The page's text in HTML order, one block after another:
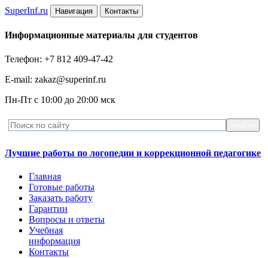
SuperInf.ru Навигация Контакты
Информационные материалы для студентов
Телефон: +7 812 409-47-42
E-mail: zakaz@superinf.ru
Пн-Пт с 10:00 до 20:00 мск
Лучшие работы по логопедии и коррекционной педагогике
Главная
Готовые работы
Заказать работу
Гарантии
Вопросы и ответы
Учебная
информация
Контакты